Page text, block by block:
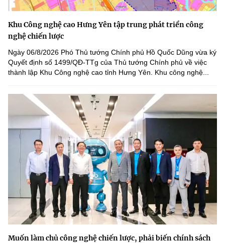
Khu Công nghệ cao Hưng Yên tập trung phát triển công
nghệ chiến lược
Ngày 06/8/2026 Phó Thủ tướng Chính phủ Hồ Quốc Dũng vừa ký
Quyết định số 1499/QĐ-TTg của Thủ tướng Chính phủ về việc
thành lập Khu Công nghệ cao tỉnh Hưng Yên. Khu công nghệ...
Muốn làm chủ công nghệ chiến lược, phải biến chính sách